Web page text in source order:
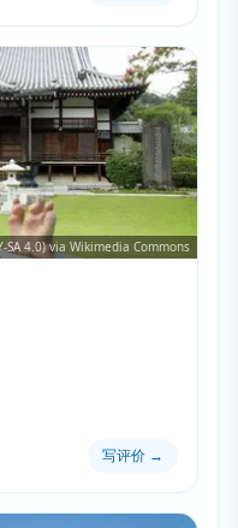
SA 4.0) via Wikimedia Commons
写评价 →